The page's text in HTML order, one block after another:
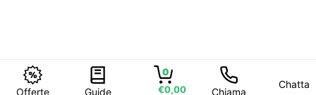
Offerte Guide
0
€0,00
Chiama
Chatta